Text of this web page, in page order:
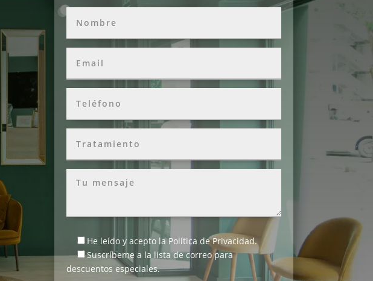
He leído y acepto laPolítica de Privacidad.
Suscríbeme a la lista de correo para
descuentos especiales.